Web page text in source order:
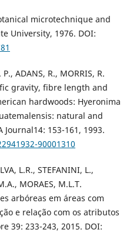
microtechnique and
University, 1976. DOI:
P., ADANS, R., MORRIS, R.
gravity, fibre length and
hardwoods: Hyeronima
natural and
153-161, 1993.
90001310
L.R., STEFANINI, L.,
MORAES, M.L.T.
arbóreas em áreas com
e relação com os atributos
39: 233-243, 2015. DOI: